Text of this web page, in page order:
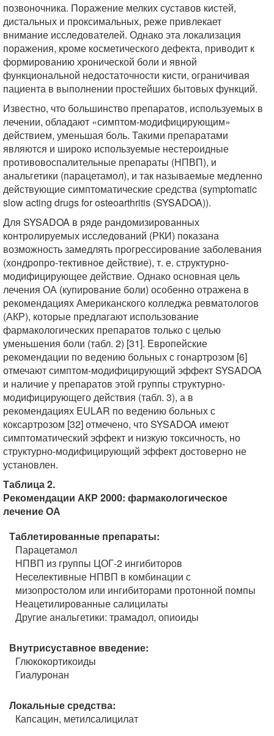
позвоночника. Поражение мелких суставов кистей,
дистальных и проксимальных, реже привлекает
внимание исследователей. Однако эта локализация
поражения, кроме косметического дефекта, приводит к
формированию хронической боли и явной
функциональной недостаточности кисти, ограничивая
пациента в выполнении простейших бытовых функций.
Известно, что большинство препаратов, используемых в
лечении, обладают «симптом-модифицирующим»
действием, уменьшая боль. Такими препаратами
являются и широко используемые нестероидные
противовоспалительные препараты (НПВП), и
анальгетики (парацетамол), и так называемые медленно
действующие симптоматические средства (symptomatic
slow acting drugs for osteoarthritis (SYSADOA)).
Для SYSADOA в ряде рандомизированных
контролируемых исследований (РКИ) показана
возможность замедлять прогрессирование заболевания
(хондропро-тективное действие), т. е. структурно-
модифицирующее действие. Однако основная цель
лечения ОА (купирование боли) особенно отражена в
рекомендациях Американского колледжа ревматологов
(АКР), которые предлагают использование
фармакологических препаратов только с целью
уменьшения боли (табл. 2) [31]. Европейские
рекомендации по ведению больных с гонартрозом [6]
отмечают симптом-модифицирующий эффект SYSADOA
и наличие у препаратов этой группы структурно-
модифицирующего действия (табл. 3), а в
рекомендациях EULAR по ведению больных с
коксартрозом [32] отмечено, что SYSADOA имеют
симптоматический эффект и низкую токсичность, но
структурно-модифицирующий эффект достоверно не
установлен.
Таблица 2.
Рекомендации АКР 2000: фармакологическое
лечение ОА
Таблетированные препараты:
Парацетамол
НПВП из группы ЦОГ-2 ингибиторов
Неселективные НПВП в комбинации с
мизопростолом или ингибиторами протонной помпы
Неацетилированные салицилаты
Другие анальгетики: трамадол, опиоиды
Внутрисуставное введение:
Глюкокортикоиды
Гиалуронан
Локальные средства:
Капсацин, метилсалицилат